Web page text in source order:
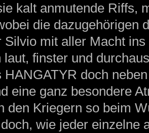
kalt anmutende Riffs,
die dazugehörigen
Silvio mit aller Macht
laut, finster und
HANGATYR doch
eine ganz besondere
den Kriegern so beim
wie jeder einzelne